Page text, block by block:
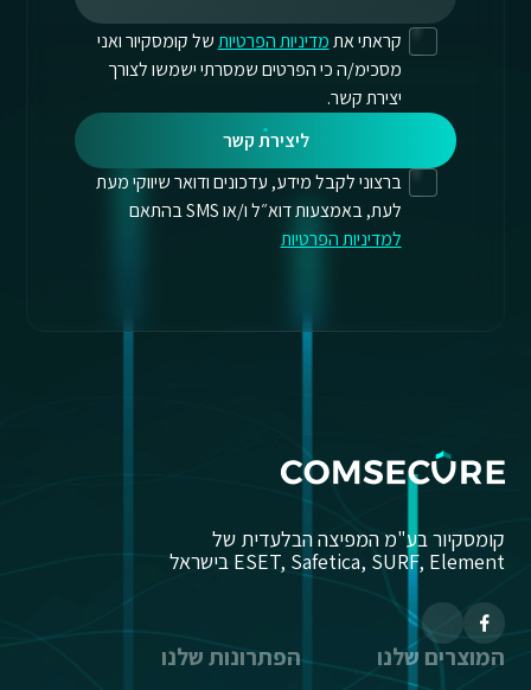
קראתי אתמדיניות הפרטיותשל קומסקיור ואני
מסכימ/ה כי הפרטים שמסרתי ישמשו לצורך
יצירת קשר.
ליצירת קשר
ברצוני לקבל מידע, עדכונים ודואר שיווקי מעת
לעת, באמצעות דוא״ל ו/או SMS בהתאם
למדיניות הפרטיות
קומסקיור בע"מ המפיצה הבלעדית של
ESET, Safetica, SURF, Element בישראל
המוצרים שלנו הפתרונות שלנו